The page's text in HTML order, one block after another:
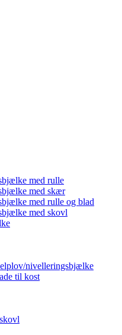
med rulle
med skær
med rulle og blad
med skovl
nivelleringsbjælke
til kost